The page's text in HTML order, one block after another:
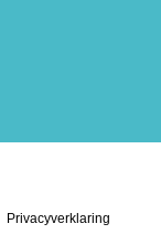
Privacyverklaring